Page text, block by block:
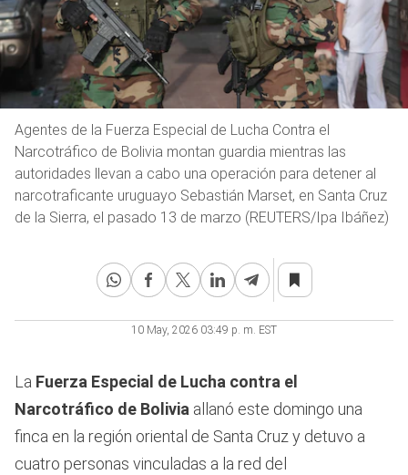
Agentes de la Fuerza Especial de Lucha Contra el
Narcotráfico de Bolivia montan guardia mientras las
autoridades llevan a cabo una operación para detener al
narcotraficante uruguayo Sebastián Marset, en Santa Cruz
de la Sierra, el pasado 13 de marzo (REUTERS/Ipa Ibáñez)
10 May, 2026 03:49 p. m. EST
La Fuerza Especial de Lucha contra el
Narcotráfico de Bolivia allanó este domingo una
finca en la región oriental de Santa Cruz y detuvo a
cuatro personas vinculadas a la red del